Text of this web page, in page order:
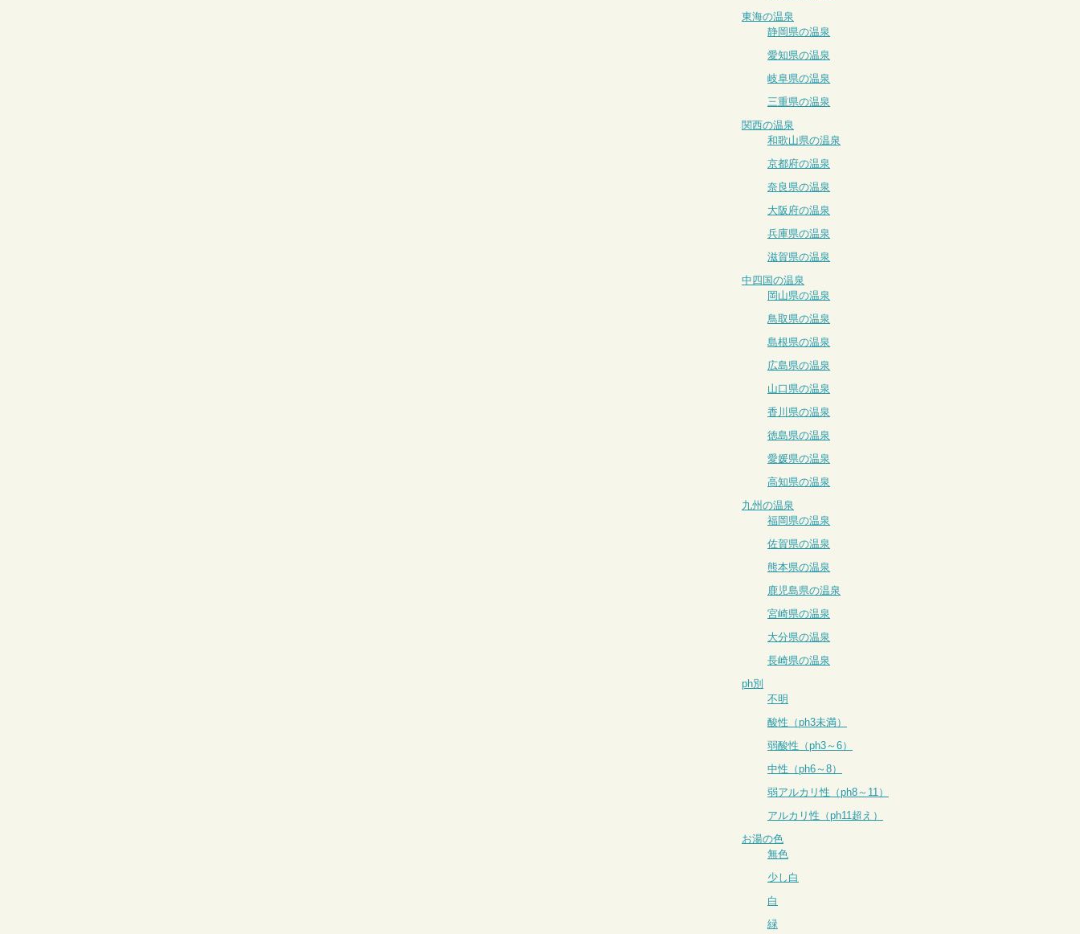
東海の温泉
静岡県の温泉
愛知県の温泉
岐阜県の温泉
三重県の温泉
関西の温泉
和歌山県の温泉
京都府の温泉
奈良県の温泉
大阪府の温泉
兵庫県の温泉
滋賀県の温泉
中四国の温泉
岡山県の温泉
鳥取県の温泉
島根県の温泉
広島県の温泉
山口県の温泉
香川県の温泉
徳島県の温泉
愛媛県の温泉
高知県の温泉
九州の温泉
福岡県の温泉
佐賀県の温泉
熊本県の温泉
鹿児島県の温泉
宮崎県の温泉
大分県の温泉
長崎県の温泉
ph別
不明
酸性（ph3未満）
弱酸性（ph3～6）
中性（ph6～8）
弱アルカリ性（ph8～11）
アルカリ性（ph11超え）
お湯の色
無色
少し白
白
緑